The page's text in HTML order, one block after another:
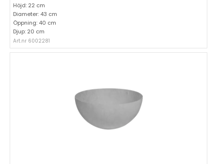
Höjd: 22 cm
Diameter: 43 cm
Öppning: 40 cm
Djup: 20 cm
Art.nr 6002281